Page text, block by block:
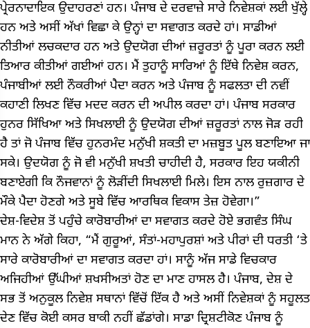
ਪ੍ਰੇਰਨਾਦਾਇਕ ਉਦਾਹਰਣਾਂ ਹਨ। ਪੰਜਾਬ ਦੇ ਦਰਵਾਜ਼ੇ ਸਾਰੇ ਨਿਵੇਸ਼ਕਾਂ ਲਈ ਖੁੱਲ੍ਹੇ
ਹਨ ਅਤੇ ਅਸੀਂ ਅੱਖਾਂ ਵਿਛਾ ਕੇ ਉਨ੍ਹਾਂ ਦਾ ਸਵਾਗਤ ਕਰਦੇ ਹਾਂ। ਸਾਡੀਆਂ
ਨੀਤੀਆਂ ਲਚਕਦਾਰ ਹਨ ਅਤੇ ਉਦਯੋਗ ਦੀਆਂ ਜ਼ਰੂਰਤਾਂ ਨੂੰ ਪੂਰਾ ਕਰਨ ਲਈ
ਤਿਆਰ ਕੀਤੀਆਂ ਗਈਆਂ ਹਨ। ਮੈਂ ਤੁਹਾਨੂੰ ਸਾਰਿਆਂ ਨੂੰ ਇੱਥੇ ਨਿਵੇਸ਼ ਕਰਨ,
ਪੰਜਾਬੀਆਂ ਲਈ ਨੌਕਰੀਆਂ ਪੈਦਾ ਕਰਨ ਅਤੇ ਪੰਜਾਬ ਨੂੰ ਸਫਲਤਾ ਦੀ ਨਵੀਂ
ਕਹਾਣੀ ਲਿਖਣ ਵਿੱਚ ਮਦਦ ਕਰਨ ਦੀ ਅਪੀਲ ਕਰਦਾ ਹਾਂ। ਪੰਜਾਬ ਸਰਕਾਰ
ਹੁਨਰ ਸਿੱਖਿਆ ਅਤੇ ਸਿਖਲਾਈ ਨੂੰ ਉਦਯੋਗ ਦੀਆਂ ਜ਼ਰੂਰਤਾਂ ਨਾਲ ਜੋੜ ਰਹੀ
ਹੈ ਤਾਂ ਜੋ ਪੰਜਾਬ ਵਿੱਚ ਹੁਨਰਮੰਦ ਮਨੁੱਖੀ ਸ਼ਕਤੀ ਦਾ ਮਜ਼ਬੂਤ ਪੂਲ ਬਣਾਇਆ ਜਾ
ਸਕੇ। ਉਦਯੋਗ ਨੂੰ ਜੋ ਵੀ ਮਨੁੱਖੀ ਸ਼ਖਤੀ ਚਾਹੀਦੀ ਹੈ, ਸਰਕਾਰ ਇਹ ਯਕੀਨੀ
ਬਣਾਏਗੀ ਕਿ ਨੌਜਵਾਨਾਂ ਨੂੰ ਲੋੜੀਂਦੀ ਸਿਖਲਾਈ ਮਿਲੇ। ਇਸ ਨਾਲ ਰੁਜ਼ਗਾਰ ਦੇ
ਮੌਕੇ ਪੈਦਾ ਹੋਣਗੇ ਅਤੇ ਸੂਬੇ ਵਿੱਚ ਆਰਥਿਕ ਵਿਕਾਸ ਤੇਜ਼ ਹੋਵੇਗਾ।”
ਦੇਸ਼-ਵਿਦੇਸ਼ ਤੋਂ ਪਹੁੰਚੇ ਕਾਰੋਬਾਰੀਆਂ ਦਾ ਸਵਾਗਤ ਕਰਦੇ ਹੋਏ ਭਗਵੰਤ ਸਿੰਘ
ਮਾਨ ਨੇ ਅੱਗੇ ਕਿਹਾ, “ਮੈਂ ਗੁਰੂਆਂ, ਸੰਤਾਂ-ਮਹਾਪੁਰਸ਼ਾਂ ਅਤੇ ਪੀਰਾਂ ਦੀ ਧਰਤੀ ‘ਤੇ
ਸਾਰੇ ਕਾਰੋਬਾਰੀਆਂ ਦਾ ਸਵਾਗਤ ਕਰਦਾ ਹਾਂ। ਸਾਨੂੰ ਅੱਜ ਸਾਡੇ ਵਿਚਕਾਰ
ਅਜਿਹੀਆਂ ਉੱਘੀਆਂ ਸ਼ਖਸੀਅਤਾਂ ਹੋਣ ਦਾ ਮਾਣ ਹਾਸਲ ਹੈ। ਪੰਜਾਬ, ਦੇਸ਼ ਦੇ
ਸਭ ਤੋਂ ਅਨੁਕੂਲ ਨਿਵੇਸ਼ ਸਥਾਨਾਂ ਵਿੱਚੋਂ ਇੱਕ ਹੈ ਅਤੇ ਅਸੀਂ ਨਿਵੇਸ਼ਕਾਂ ਨੂੰ ਸਹੂਲਤ
ਦੇਣ ਵਿੱਚ ਕੋਈ ਕਸਰ ਬਾਕੀ ਨਹੀਂ ਛੱਡਾਂਗੇ। ਸਾਡਾ ਦ੍ਰਿਸ਼ਟੀਕੋਣ ਪੰਜਾਬ ਨੂੰ